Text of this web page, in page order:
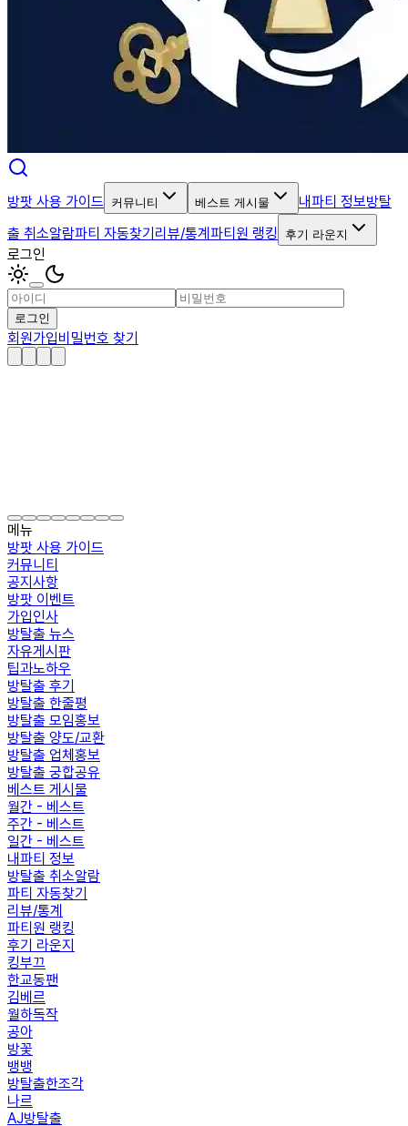
방팟 사용 가이드 커뮤니티 베스트 게시물 내파티 정보방탈
출 취소알람파티 자동찾기리뷰/통계파티원 랭킹 후기 라운지
로그인
로그인
회원가입비밀번호 찾기
메뉴
방팟 사용 가이드
커뮤니티
공지사항
방팟 이벤트
가입인사
방탈출 뉴스
자유게시판
팁과노하우
방탈출 후기
방탈출 한줄평
방탈출 모임홍보
방탈출 양도/교환
방탈출 업체홍보
방탈출 궁합공유
베스트 게시물
월간 - 베스트
주간 - 베스트
일간 - 베스트
내파티 정보
방탈출 취소알람
파티 자동찾기
리뷰/통계
파티원 랭킹
후기 라운지
킹부끄
한교동팬
김베르
월하독작
공아
방꽃
뱅뱅
방탈출한조각
나르
AJ방탈출